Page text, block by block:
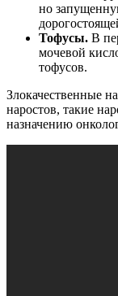
но
Тофусы. В
мочевой
тофусов.
Злокачественные
наростов, такие
назначению